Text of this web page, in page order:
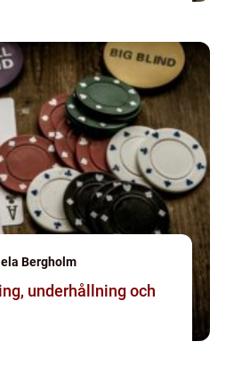
Bergholm
underhållning och